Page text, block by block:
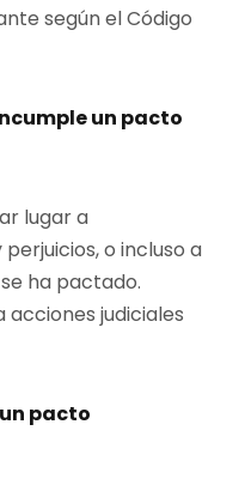
según el Código
un pacto
lugar a
o incluso a
ha pactado.
acciones judiciales
pacto